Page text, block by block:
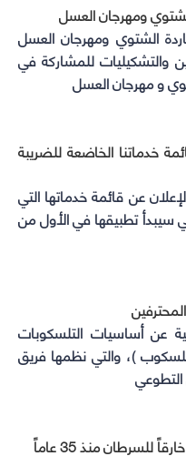
الشتوي ومهرجان العسل
الشتوي ومهرجان العسل
والتشكيليات للمشاركة في
و مهرجان العسل
خدماتنا الخاضعة للضريبة
عن قائمة خدماتها التي
سيبدأ تطبيقها في الأول من
عن أساسيات التلسكوبات
)، والتي نظمها فريق